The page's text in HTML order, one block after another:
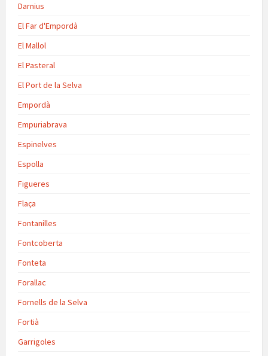
Darnius
El Far d'Empordà
El Mallol
El Pasteral
El Port de la Selva
Empordà
Empuriabrava
Espinelves
Espolla
Figueres
Flaça
Fontanilles
Fontcoberta
Fonteta
Forallac
Fornells de la Selva
Fortià
Garrigoles